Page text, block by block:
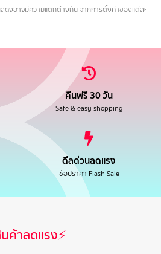
งอาจมีความแตกต่างกัน จากการตั้งค่าของแต่ละ
คืนฟรี 30 วัน
Safe & easy shopping
ดีลด่วนลดแรง
ช้อปราคา Flash Sale
ค้าลดแรง⚡